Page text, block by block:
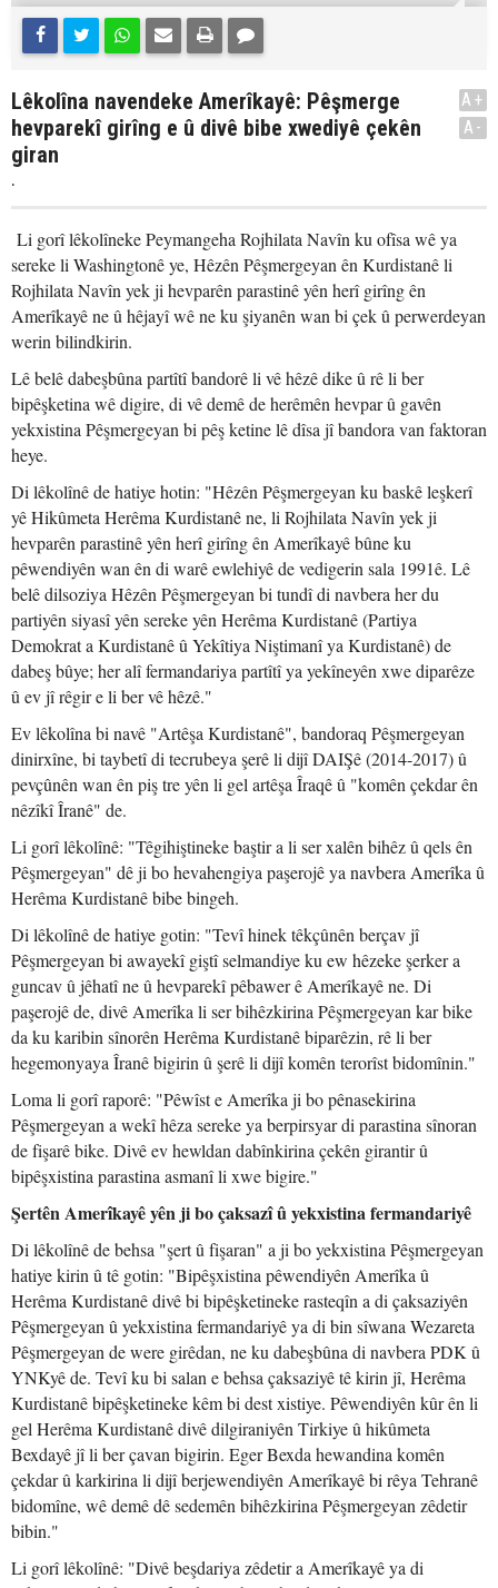
Lêkolîna navendeke Amerîkayê: Pêşmerge
hevparekî girîng e û divê bibe xwediyê çekên
giran
.
A+
A-
Li gorî lêkolîneke Peymangeha Rojhilata Navîn ku ofîsa wê ya
sereke li Washingtonê ye, Hêzên Pêşmergeyan ên Kurdistanê li
Rojhilata Navîn yek ji hevparên parastinê yên herî girîng ên
Amerîkayê ne û hêjayî wê ne ku şiyanên wan bi çek û perwerdeyan
werin bilindkirin.
Lê belê dabeşbûna partîtî bandorê li vê hêzê dike û rê li ber
bipêşketina wê digire, di vê demê de herêmên hevpar û gavên
yekxistina Pêşmergeyan bi pêş ketine lê dîsa jî bandora van faktoran
heye.
Di lêkolînê de hatiye hotin: "Hêzên Pêşmergeyan ku baskê leşkerî
yê Hikûmeta Herêma Kurdistanê ne, li Rojhilata Navîn yek ji
hevparên parastinê yên herî girîng ên Amerîkayê bûne ku
pêwendiyên wan ên di warê ewlehiyê de vedigerin sala 1991ê. Lê
belê dilsoziya Hêzên Pêşmergeyan bi tundî di navbera her du
partiyên siyasî yên sereke yên Herêma Kurdistanê (Partiya
Demokrat a Kurdistanê û Yekîtiya Niştimanî ya Kurdistanê) de
dabeş bûye; her alî fermandariya partîtî ya yekîneyên xwe diparêze
û ev jî rêgir e li ber vê hêzê."
Ev lêkolîna bi navê "Artêşa Kurdistanê", bandoraq Pêşmergeyan
dinirxîne, bi taybetî di tecrubeya şerê li dijî DAIŞê (2014-2017) û
pevçûnên wan ên piş tre yên li gel artêşa Îraqê û "komên çekdar ên
nêzîkî Îranê" de.
Li gorî lêkolînê: "Têgihiştineke baştir a li ser xalên bihêz û qels ên
Pêşmergeyan" dê ji bo hevahengiya paşerojê ya navbera Amerîka û
Herêma Kurdistanê bibe bingeh.
Di lêkolînê de hatiye gotin: "Tevî hinek têkçûnên berçav jî
Pêşmergeyan bi awayekî giştî selmandiye ku ew hêzeke şerker a
guncav û jêhatî ne û hevparekî pêbawer ê Amerîkayê ne. Di
paşerojê de, divê Amerîka li ser bihêzkirina Pêşmergeyan kar bike
da ku karibin sînorên Herêma Kurdistanê biparêzin, rê li ber
hegemonyaya Îranê bigirin û şerê li dijî komên terorîst bidomînin."
Loma li gorî raporê: "Pêwîst e Amerîka ji bo pênasekirina
Pêşmergeyan a wekî hêza sereke ya berpirsyar di parastina sînoran
de fişarê bike. Divê ev hewldan dabînkirina çekên girantir û
bipêşxistina parastina asmanî li xwe bigire."
Şertên Amerîkayê yên ji bo çaksazî û yekxistina fermandariyê
Di lêkolînê de behsa "şert û fişaran" a ji bo yekxistina Pêşmergeyan
hatiye kirin û tê gotin: "Bipêşxistina pêwendiyên Amerîka û
Herêma Kurdistanê divê bi bipêşketineke rasteqîn a di çaksaziyên
Pêşmergeyan û yekxistina fermandariyê ya di bin sîwana Wezareta
Pêşmergeyan de were girêdan, ne ku dabeşbûna di navbera PDK û
YNKyê de. Tevî ku bi salan e behsa çaksaziyê tê kirin jî, Herêma
Kurdistanê bipêşketineke kêm bi dest xistiye. Pêwendiyên kûr ên li
gel Herêma Kurdistanê divê dilgiraniyên Tirkiye û hikûmeta
Bexdayê jî li ber çavan bigirin. Eger Bexda hewandina komên
çekdar û karkirina li dijî berjewendiyên Amerîkayê bi rêya Tehranê
bidomîne, wê demê dê sedemên bihêzkirina Pêşmergeyan zêdetir
bibin."
Li gorî lêkolînê: "Divê beşdariya zêdetir a Amerîkayê ya di